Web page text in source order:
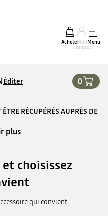
AcheterMon
compte
Menu
Éditer 0
RÉCUPÉRÉS AUPRÈS DE
plus
choisissez
qui convient